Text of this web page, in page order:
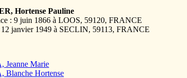
Hortense Pauline
: 9 juin 1866 à LOOS, 59120, FRANCE
12 janvier 1949 à SECLIN, 59113, FRANCE
Jeanne Marie
Blanche Hortense